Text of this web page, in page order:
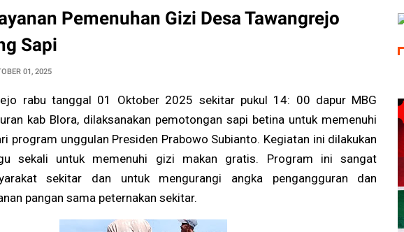
Pemenuhan Gizi Desa Tawangrejo
Sapi
01, 2025
rabu tanggal 01 Oktober 2025 sekitar pukul 14: 00 dapur MBG
kab Blora, dilaksanakan pemotongan sapi betina untuk memenuhi
program unggulan Presiden Prabowo Subianto. Kegiatan ini dilakukan
sekali untuk memenuhi gizi makan gratis. Program ini sangat
sekitar dan untuk mengurangi angka pengangguran dan
pangan sama peternakan sekitar.